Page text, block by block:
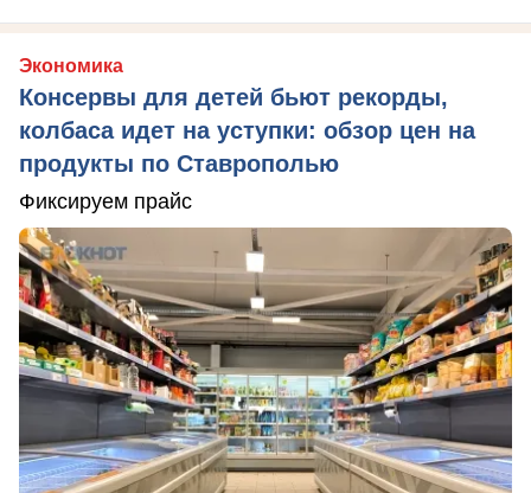
Экономика
Консервы для детей бьют рекорды,
колбаса идет на уступки: обзор цен на
продукты по Ставрополью
Фиксируем прайс